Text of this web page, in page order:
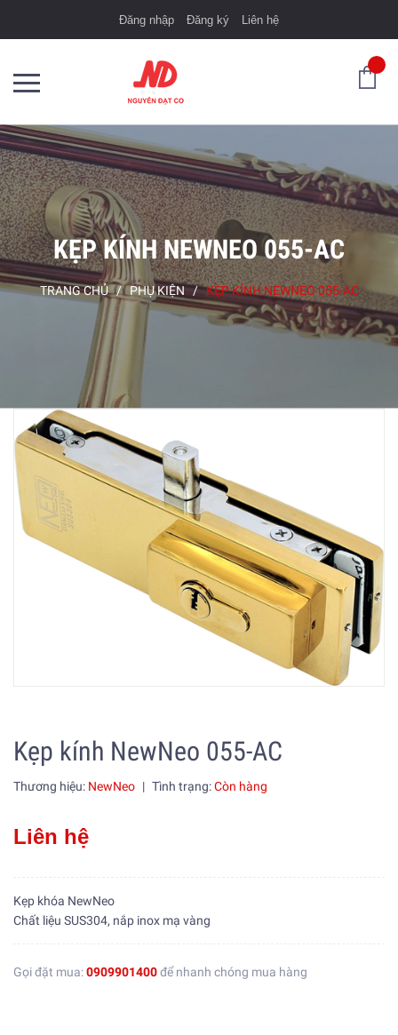
Đăng nhập Đăng ký Liên hệ
KẸP KÍNH NEWNEO 055-AC
TRANG CHỦ / PHỤ KIỆN / KẸP KÍNH NEWNEO 055-AC
Kẹp kính NewNeo 055-AC
Thương hiệu: NewNeo | Tình trạng:Còn hàng
Liên hệ
Kẹp khóa NewNeo
Chất liệu SUS304, nắp inox mạ vàng
Gọi đặt mua:0909901400để nhanh chóng mua hàng